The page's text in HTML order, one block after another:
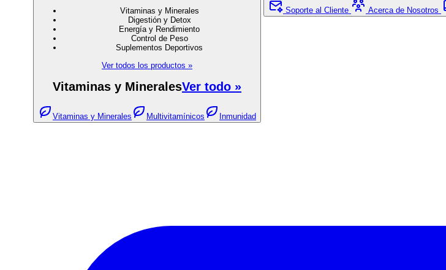
Vitaminas y Minerales
Digestión y Detox
Energía y Rendimiento
Control de Peso
Suplementos Deportivos
Ver todos los productos »
Vitaminas y MineralesVer todo »
Vitaminas y Minerales Multivitamínicos Inmunidad
Soporte al Cliente
Acerca de Nosotros